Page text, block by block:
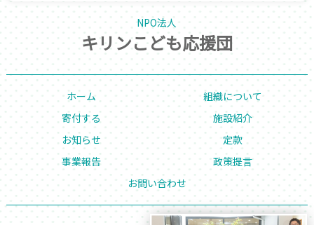
NPO法人
キリンこども応援団
ホーム
組織について
寄付する
施設紹介
お知らせ
定款
事業報告
政策提言
お問い合わせ